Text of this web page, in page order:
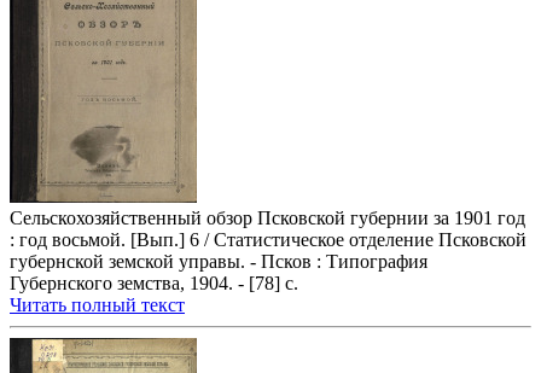
Сельскохозяйственный обзор Псковской губернии за 1901 год
: год восьмой. [Вып.] 6 / Статистическое отделение Псковской
губернской земской управы. - Псков : Типография
Губернского земства, 1904. - [78] с.
Читать полный текст